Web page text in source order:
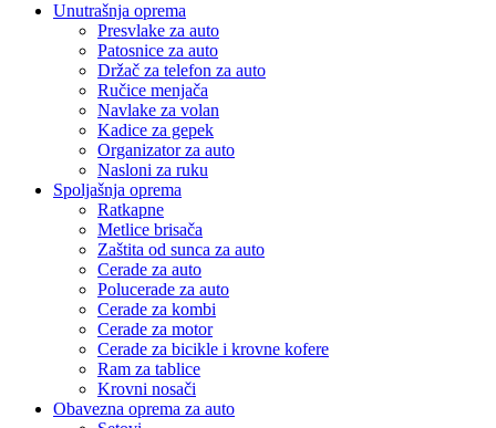
Unutrašnja oprema
Presvlake za auto
Patosnice za auto
Držač za telefon za auto
Ručice menjača
Navlake za volan
Kadice za gepek
Organizator za auto
Nasloni za ruku
Spoljašnja oprema
Ratkapne
Metlice brisača
Zaštita od sunca za auto
Cerade za auto
Polucerade za auto
Cerade za kombi
Cerade za motor
Cerade za bicikle i krovne kofere
Ram za tablice
Krovni nosači
Obavezna oprema za auto